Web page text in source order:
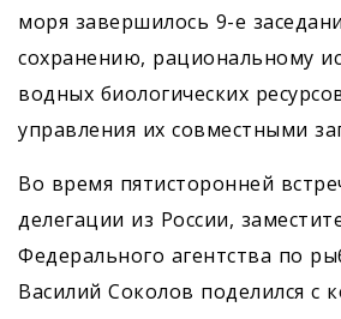
моря завершилось 9-е
сохранению, рациональному
водных биологических
управления их совместными
Во время пятисторонней
делегации из России,
Федерального агентства по
Василий Соколов поделился с